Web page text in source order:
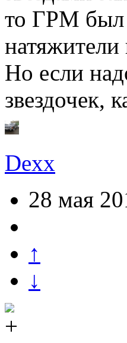
то ГРМ был
Но если
звездочек,
Dexx
28 мая
↑
↓